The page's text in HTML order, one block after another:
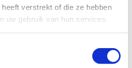
verstrekt of die ze hebben
uw gebruik van hun services.